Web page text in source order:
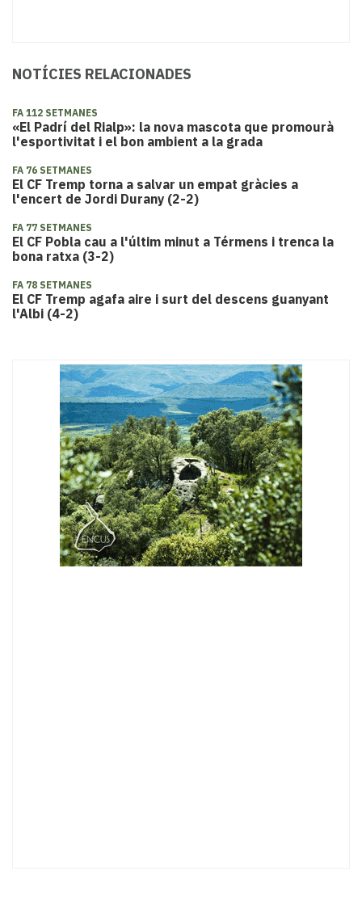
NOTÍCIES RELACIONADES
FA 112 SETMANES
«El Padrí del Rialp»: la nova mascota que promourà
l'esportivitat i el bon ambient a la grada
FA 76 SETMANES
El CF Tremp torna a salvar un empat gràcies a
l'encert de Jordi Durany (2-2)
FA 77 SETMANES
El CF Pobla cau a l'últim minut a Térmens i trenca la
bona ratxa (3-2)
FA 78 SETMANES
El CF Tremp agafa aire i surt del descens guanyant
l'Albi (4-2)